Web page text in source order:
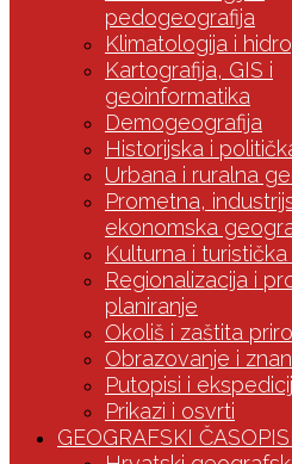
pedogeografija
Klimatologija i
Kartografija, GIS i
geoinformatika
Demogeografija
Historijska i
Urbana i ruralna
Prometna,
ekonomska
Kulturna i
Regionalizacija i
planiranje
Okoliš i zaštita
Obrazovanje i
Putopisi i
Prikazi i osvrti
GEOGRAFSKI ČASOPISI